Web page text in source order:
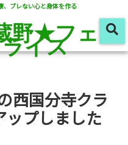
ブレない心と身体を作る
野★フェ
イス
西国分寺クラ
ップしました